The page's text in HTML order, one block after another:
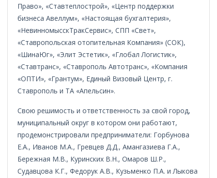
Право», «Ставтеплострой», «Центр поддержки
бизнеса Авеллум», «Настоящая бухгалтерия»,
«НевинномысскТракСервис», СПП «Свет»,
«Ставропольская отопительная Компания» (СОК),
«ШинаЮг», «Элит Эстетик», «Глобал Логистик»,
«Ставтранс», «Ставрополь Автотранс», «Компания
«ОПТИ», «Грантум», Единый Визовый Центр, г.
Ставрополь и ТА «Апельсин».
Свою решимость и ответственность за свой город,
муниципальный округ в котором они работают,
продемонстрировали предприниматели: Горбунова
Е.А., Иванов М.А., Гревцев Д.Д., Амангазиева Г.А.,
Бережная М.В., Куринских В.Н., Омаров Ш.Р.,
Судавцова К.Г., Федорук А.В., Кузьменко П.А. и Лыкова